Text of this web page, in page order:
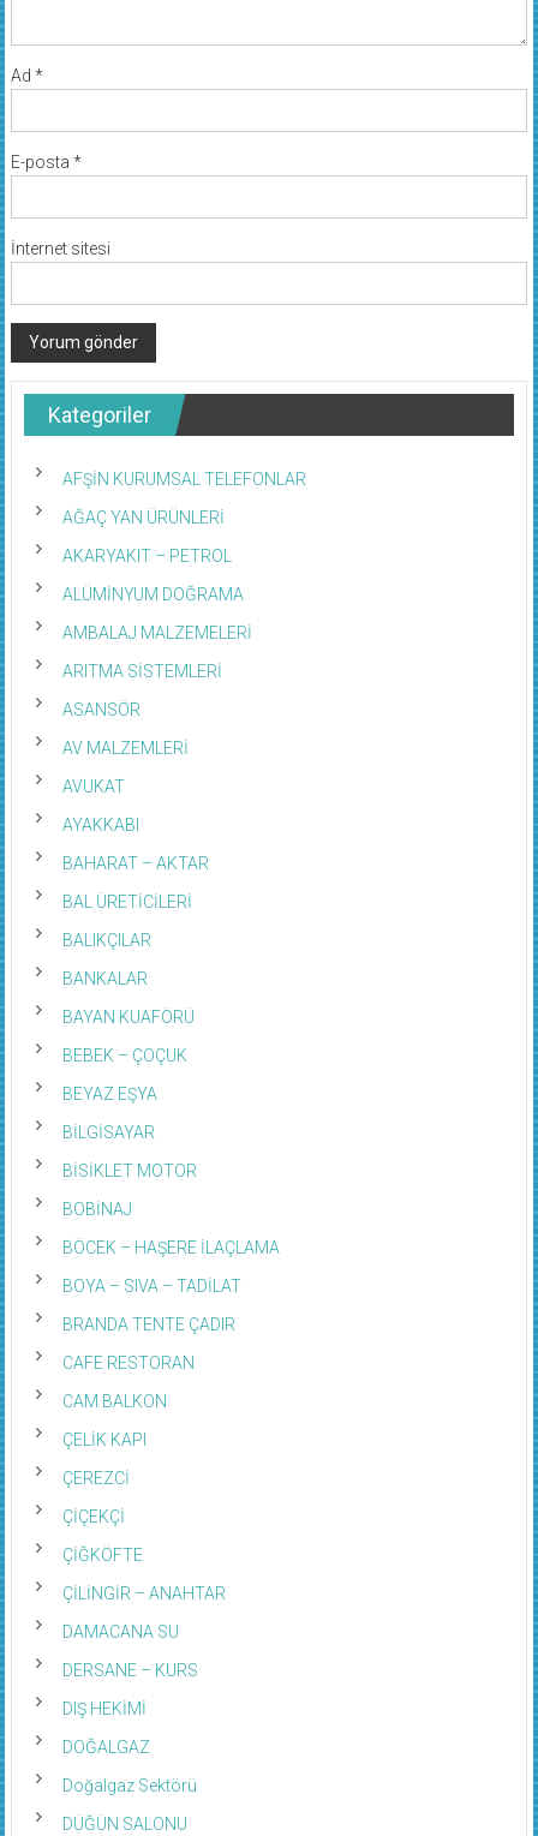
Ad *
E-posta *
İnternet sitesi
Kategoriler
AFŞİN KURUMSAL TELEFONLAR
AĞAÇ YAN ÜRÜNLERİ
AKARYAKIT – PETROL
ALÜMİNYUM DOĞRAMA
AMBALAJ MALZEMELERİ
ARITMA SİSTEMLERİ
ASANSÖR
AV MALZEMLERİ
AVUKAT
AYAKKABI
BAHARAT – AKTAR
BAL ÜRETİCİLERİ
BALIKÇILAR
BANKALAR
BAYAN KUAFÖRÜ
BEBEK – ÇOÇUK
BEYAZ EŞYA
BİLGİSAYAR
BİSİKLET MOTOR
BOBİNAJ
BÖCEK – HAŞERE İLAÇLAMA
BOYA – SIVA – TADİLAT
BRANDA TENTE ÇADIR
CAFE RESTORAN
CAM BALKON
ÇELİK KAPI
ÇEREZCİ
ÇİÇEKÇİ
ÇİĞKÖFTE
ÇİLİNGİR – ANAHTAR
DAMACANA SU
DERSANE – KURS
DIŞ HEKİMİ
DOĞALGAZ
Doğalgaz Sektörü
DÜĞÜN SALONU